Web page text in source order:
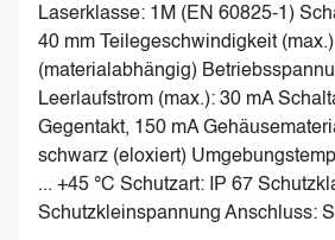
Laserklasse: 1M (EN 60825-1)
40 mm Teilegeschwindigkeit
(materialabhängig)
Leerlaufstrom (max.): 30 mA
Gegentakt, 150 mA
schwarz (eloxiert)
... +45 °C Schutzart: IP 67
Schutzkleinspannung Anschluss: